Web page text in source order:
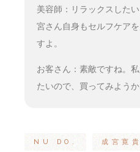
美容師：リラックスした
宮さん自身もセルフケア
すよ。
お客さん：素敵ですね。
たいので、買ってみようか
NU DO. 成宮寛貴